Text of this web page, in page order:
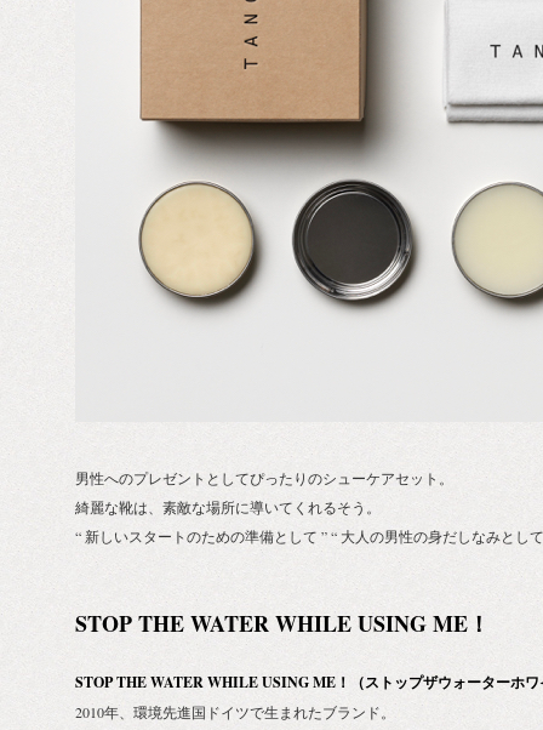
男性へのプレゼントとしてぴったりのシューケアセット。
綺麗な靴は、素敵な場所に導いてくれるそう。
“ 新しいスタートのための準備として ” “ 大人の男性の身だしなみとし
STOP THE WATER WHILE USING ME！
STOP THE WATER WHILE USING ME！（ストップザウォーターホ
2010年、環境先進国ドイツで生まれたブランド。